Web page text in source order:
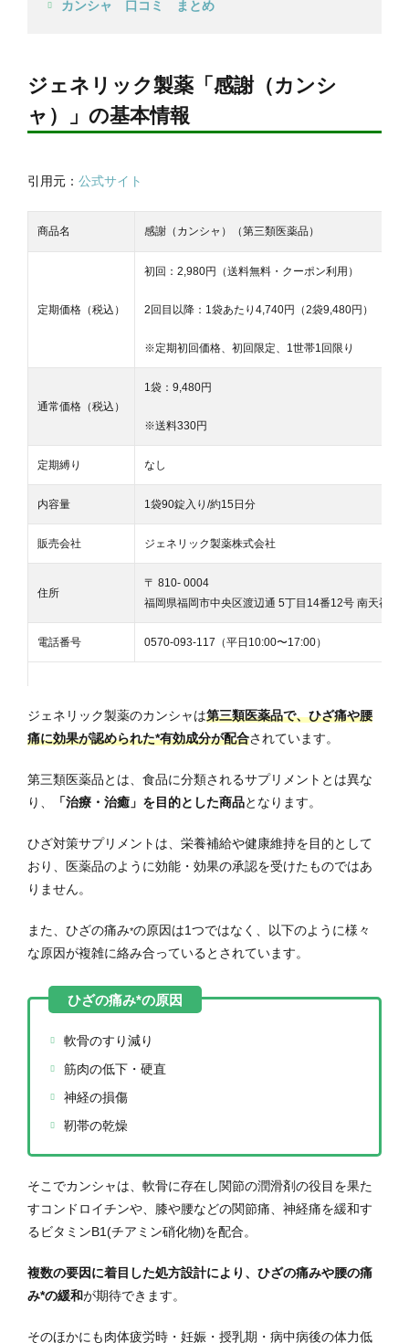
カンシャ 口コミ まとめ
ジェネリック製薬「感謝（カンシ
ャ）」の基本情報
引用元： 公式サイト
商品名 感謝（カンシャ）（第三類医薬品）
定期価格（税込）
初回：2,980円（送料無料・クーポン利用）
2回目以降：1袋あたり4,740円（2袋9,480円）
※定期初回価格、初回限定、1世帯1回限り
通常価格（税込）
1袋：9,480円
※送料330円
定期縛り なし
内容量 1袋90錠入り/約15日分
販売会社 ジェネリック製薬株式会社
住所
〒 810- 0004
福岡県福岡市中央区渡辺通 5丁目14番12号 南天神ビ
電話番号 0570-093-117（平日10:00〜17:00）
ジェネリック製薬のカンシャは第三類医薬品で、ひざ痛や腰
痛に効果が認められた*有効成分が配合されています。
第三類医薬品とは、食品に分類されるサプリメントとは異な
り、
「治療・治癒」を目的とした商品となります。
ひざ対策サプリメントは、栄養補給や健康維持を目的として
おり、医薬品のように効能・効果の承認を受けたものではあ
りません。
また、ひざの痛み*の原因は1つではなく、以下のように様々
な原因が複雑に絡み合っているとされています。
軟骨のすり減り
筋肉の低下・硬直
神経の損傷
靭帯の乾燥
そこでカンシャは、軟骨に存在し関節の潤滑剤の役目を果た
すコンドロイチンや、膝や腰などの関節痛、神経痛を緩和す
るビタミンB1(チアミン硝化物)を配合。
複数の要因に着目した処方設計により、ひざの痛みや腰の痛
み*の緩和が期待できます。
そのほかにも肉体疲労時・妊娠・授乳期・病中病後の体力低